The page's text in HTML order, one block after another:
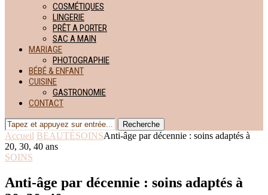
COSMÉTIQUES
LINGERIE
PRÊT A PORTER
SAC A MAIN
MARIAGE
PHOTOGRAPHIE
BÉBÉ & ENFANT
CUISINE
GASTRONOMIE
CONTACT
Recherche
Accueil BEAUTÉSOINSAnti-âge par décennie : soins adaptés à
20, 30, 40 ans
SOINS
Anti-âge par décennie : soins adaptés à